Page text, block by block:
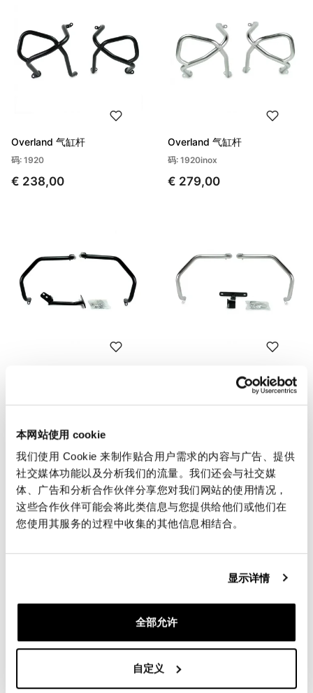
本网站使用 cookie
我们使用 Cookie 来制作贴合用户需求的内容与广告、提供
社交媒体功能以及分析我们的流量。我们还会与社交媒
体、广告和分析合作伙伴分享您对我们网站的使用情况，
这些合作伙伴可能会将此类信息与您提供给他们或他们在
您使用其服务的过程中收集的其他信息相结合。
显示详情
全部允许
自定义
Overland 气缸杆
码: 1920
€ 238,00
Overland 气缸杆
码: 1920inox
€ 279,00
油箱保护杆Heavy Duty
€ 240,00
油箱保护杆Heavy Duty
码: 1922inox
€ 267,00